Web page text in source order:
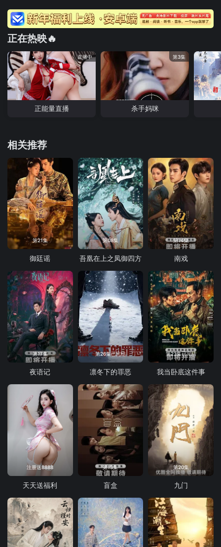
正在热映🔥
直播中
正能量直播
第3集
杀手妈咪
相关推荐
第21集
御廷谣
第08集
吾凰在上之凤御四方
第14集
南戏
第17集
夜语记
第26集已完结
凛冬下的罪恶
第23集已完结
我当卧底这件事
注册送8888
天天送福利
第13集
盲盒
第20集
九门